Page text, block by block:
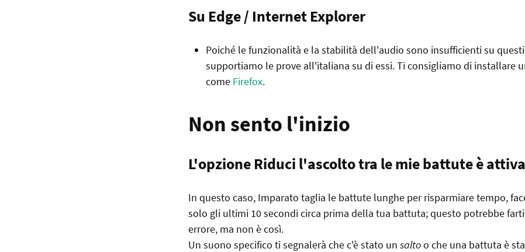
Su Edge / Internet Explorer
Poiché le funzionalità e la stabilità dell'audio sono insufficienti su
supportiamo le prove all'italiana su di essi. Ti consigliamo di installare
come Firefox.
Non sento l'inizio
L'opzione Riduci l'ascolto tra le mie battuteè attiva
In questo caso, Imparato taglia le battute lunghe per risparmiare tempo,
solo gli ultimi 10 secondi circa prima della tua battuta; questo potrebbe
errore, ma non è così.
Un suono specifico ti segnalerà che c'è stato un saltoo che una battuta è